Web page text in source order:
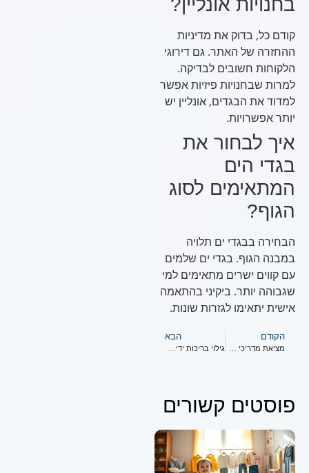
בחנויות אונליין?
קודם כל, בדוק את מדיניות
ההחזרה של האתר. גם דירוגי
הלקוחות חשובים לבדיקה.
למרות שבחנויות פיזיות אפשר
למדוד את הבגדים, אונליין יש
יותר אפשרויות.
איך לבחור את
בגדי הים
המתאימים לסוג
הגוף?
הבחירה בבגדי ים תלויה
במבנה הגוף. בגדי ים שלמים
עם קווים ישרים מתאימים למי
שגבוהה יותר. ביקיני בהתאמה
אישית יתאימו לגזרות שונות.
הקודם
מציאת מדריכי שחייה מוסמכים לתינוקות
הבא
גילוי בריכות ידידותיות לתינוקות בקרבת מקום
פוסטים קשורים